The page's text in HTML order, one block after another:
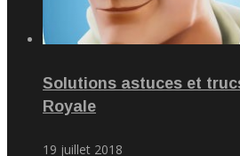
Solutions astuces et
Royale
19 juillet 2018